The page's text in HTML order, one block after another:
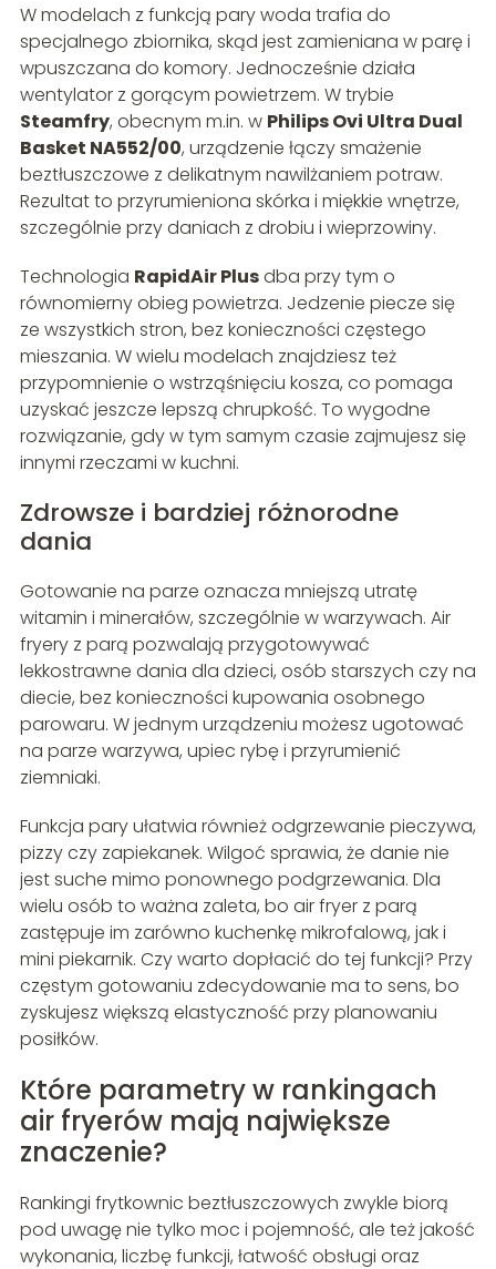
W modelach z funkcją pary woda trafia do
specjalnego zbiornika, skąd jest zamieniana w parę i
wpuszczana do komory. Jednocześnie działa
wentylator z gorącym powietrzem. W trybie
Steamfry, obecnym m.in. w Philips Ovi Ultra Dual
Basket NA552/00, urządzenie łączy smażenie
beztłuszczowe z delikatnym nawilżaniem potraw.
Rezultat to przyrumieniona skórka i miękkie wnętrze,
szczególnie przy daniach z drobiu i wieprzowiny.
Technologia RapidAir Plusdba przy tym o
równomierny obieg powietrza. Jedzenie piecze się
ze wszystkich stron, bez konieczności częstego
mieszania. W wielu modelach znajdziesz też
przypomnienie o wstrząśnięciu kosza, co pomaga
uzyskać jeszcze lepszą chrupkość. To wygodne
rozwiązanie, gdy w tym samym czasie zajmujesz się
innymi rzeczami w kuchni.
Zdrowsze i bardziej różnorodne
dania
Gotowanie na parze oznacza mniejszą utratę
witamin i minerałów, szczególnie w warzywach. Air
fryery z parą pozwalają przygotowywać
lekkostrawne dania dla dzieci, osób starszych czy na
diecie, bez konieczności kupowania osobnego
parowaru. W jednym urządzeniu możesz ugotować
na parze warzywa, upiec rybę i przyrumienić
ziemniaki.
Funkcja pary ułatwia również odgrzewanie pieczywa,
pizzy czy zapiekanek. Wilgoć sprawia, że danie nie
jest suche mimo ponownego podgrzewania. Dla
wielu osób to ważna zaleta, bo air fryer z parą
zastępuje im zarówno kuchenkę mikrofalową, jak i
mini piekarnik. Czy warto dopłacić do tej funkcji? Przy
częstym gotowaniu zdecydowanie ma to sens, bo
zyskujesz większą elastyczność przy planowaniu
posiłków.
Które parametry w rankingach
air fryerów mają największe
znaczenie?
Rankingi frytkownic beztłuszczowych zwykle biorą
pod uwagę nie tylko moc i pojemność, ale też jakość
wykonania, liczbę funkcji, łatwość obsługi oraz